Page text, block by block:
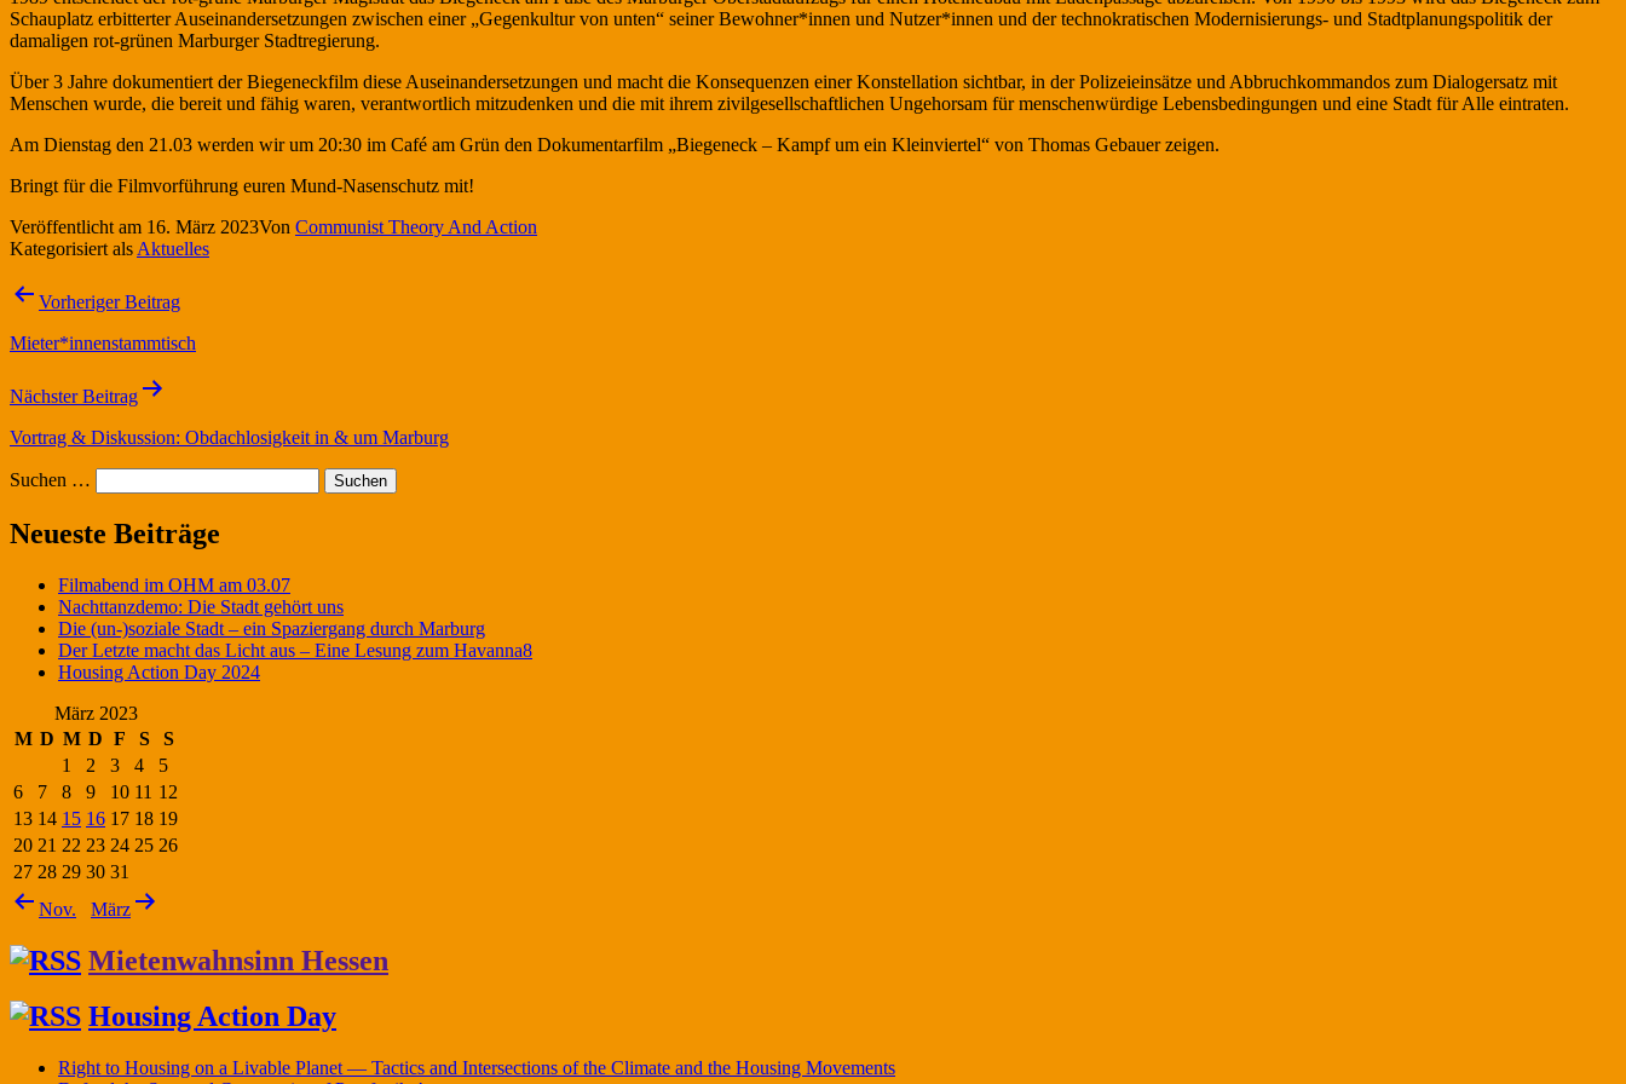
Schauplatz erbitterter Auseinandersetzungen zwischen einer „Gegenkultur von unten“ seiner Bewohner*innen und Nutzer*innen und der technokratischen Modernisierungs- und Stadtplanungspolitik der
damaligen rot-grünen Marburger Stadtregierung.
Über 3 Jahre dokumentiert der Biegeneckfilm diese Auseinandersetzungen und macht die Konsequenzen einer Konstellation sichtbar, in der Polizeieinsätze und Abbruchkommandos zum Dialogersatz mit
Menschen wurde, die bereit und fähig waren, verantwortlich mitzudenken und die mit ihrem zivilgesellschaftlichen Ungehorsam für menschenwürdige Lebensbedingungen und eine Stadt für Alle eintraten.
Am Dienstag den 21.03 werden wir um 20:30 im Café am Grün den Dokumentarfilm „Biegeneck – Kampf um ein Kleinviertel“ von Thomas Gebauer zeigen.
Bringt für die Filmvorführung euren Mund-Nasenschutz mit!
Veröffentlicht am 16. März 2023Von Communist Theory And Action
Kategorisiert als Aktuelles
Beitragsnavigation
Vorheriger Beitrag
Mieter*innenstammtisch
Nächster Beitrag
Vortrag & Diskussion: Obdachlosigkeit in & um Marburg
Suchen …
Neueste Beiträge
Filmabend im OHM am 03.07
Nachttanzdemo: Die Stadt gehört uns
Die (un-)soziale Stadt – ein Spaziergang durch Marburg
Der Letzte macht das Licht aus – Eine Lesung zum Havanna8
Housing Action Day 2024
März 2023
M D M D F S
S
1
2 3 4
5
6
7 8 9 10 11 12
13 14 15 16 17 18 19
20 21 22 23 24 25 26
27 28 29 30 31
Nov.
März
Mietenwahnsinn Hessen
Housing Action Day
Right to Housing on a Livable Planet — Tactics and Intersections of the Climate and the Housing Movements